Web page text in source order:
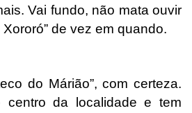
Vai fundo, não mata ouvir
de vez em quando.
do Márião”, com certeza.
centro da localidade e tem